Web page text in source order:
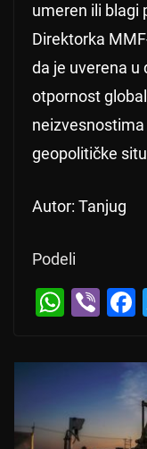
umeren ili blagi
Direktorka
da je uverena u
otpornost
geopolitičke
Autor: Tanjug
Podeli
W
at
s
A
Vi
er